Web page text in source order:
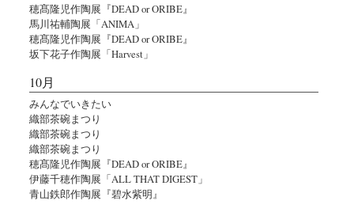
穂髙隆児作陶展『DEAD or ORIBE』
馬川祐輔陶展「ANIMA」
穂髙隆児作陶展『DEAD or ORIBE』
坂下花子作陶展「Harvest」
10月
みんなでいきたい
織部茶碗まつり
織部茶碗まつり
織部茶碗まつり
穂髙隆児作陶展『DEAD or ORIBE』
伊藤千穂作陶展「ALL THAT DIGEST」
青山鉄郎作陶展『碧水紫明』